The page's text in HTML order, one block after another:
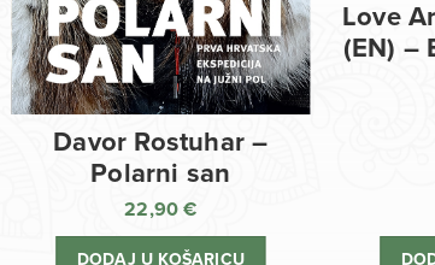
Davor Rostuhar –
Polarni san
22,90€
DODAJ U KOŠARICU
Love
(EN) –